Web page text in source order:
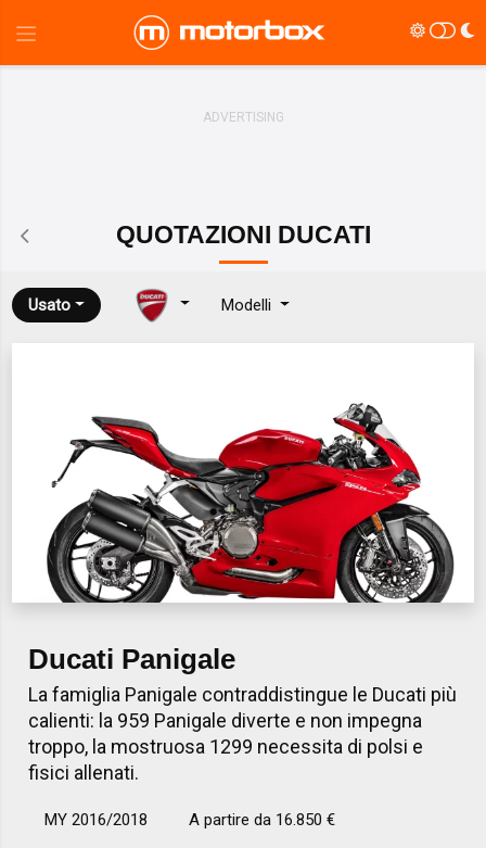
QUOTAZIONI DUCATI
Usato Modelli
Ducati Panigale
La famiglia Panigale contraddistingue le Ducati più
calienti: la 959 Panigale diverte e non impegna
troppo, la mostruosa 1299 necessita di polsi e
fisici allenati.
MY 2016/2018 A partire da 16.850 €